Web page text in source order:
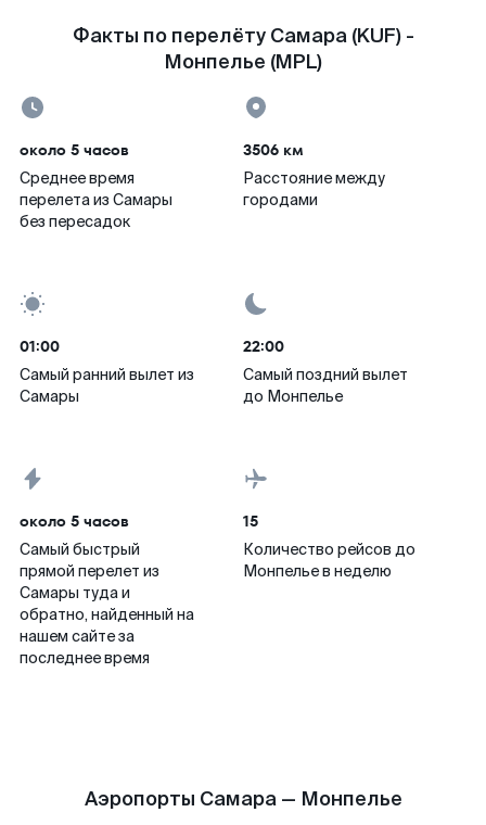
Факты по перелёту Самара (KUF) -
Монпелье (MPL)
около 5 часов
Среднее время
перелета из Самары
без пересадок
3506 км
Расстояние между
городами
01:00
Самый ранний вылет из
Самары
22:00
Самый поздний вылет
до Монпелье
около 5 часов
Самый быстрый
прямой перелет из
Самары туда и
обратно, найденный на
нашем сайте за
последнее время
15
Количество рейсов до
Монпелье в неделю
Аэропорты Самара — Монпелье